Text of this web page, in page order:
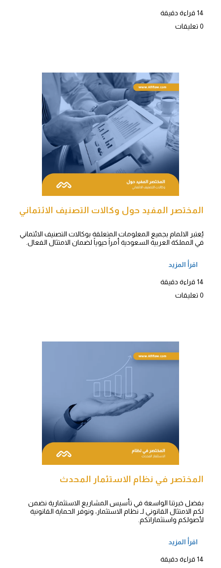
14 قراءة دقيقة
0 تعليقات
المختصر المفيد حول وكالات التصنيف الائتماني
يُعتبر الالمام بجميع المعلومات المتعلقة بوكالات التصنيف الائتماني
في المملكة العربية السعودية أمراً حيوياً لضمان الامتثال الفعال.
اقرأ المزيد
14 قراءة دقيقة
0 تعليقات
المختصر في نظام الاستثمار المحدث
بفضل خبرتنا الواسعة في تأسيس المشاريع الاستثمارية نضمن
لكم الامتثال القانوني لـ نظام الاستثمار، ونوفر الحماية القانونية
لأصولكم واستثماراتكم.
اقرأ المزيد
14 قراءة دقيقة